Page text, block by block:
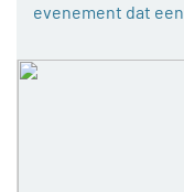
evenement dat een